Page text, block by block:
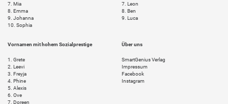
7. Mia
8. Emma
9. Johanna
10. Sophia
7. Leon
8. Ben
9. Luca
Vornamen mit hohem Sozialprestige
1.
Grete
2. Leevi
3. Freyja
4. Phine
5. Alexis
6. Ove
7. Doreen
Über uns
SmartGenius Verlag
Impressum
Facebook
Instagram